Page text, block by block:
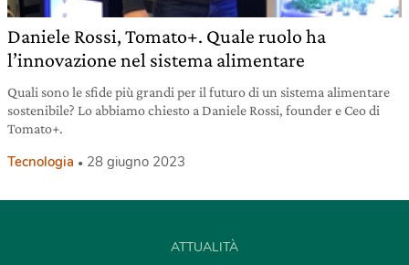
Daniele Rossi, Tomato+. Quale ruolo ha
l’innovazione nel sistema alimentare
Quali sono le sfide più grandi per il futuro di un sistema alimentare
sostenibile? Lo abbiamo chiesto a Daniele Rossi, founder e Ceo di
Tomato+.
Tecnologia 28 giugno 2023
ATTUALITÀ